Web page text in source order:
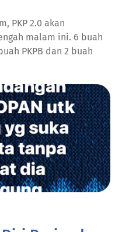
PKP 2.0 akan
malam ini. 6 buah
PKPB dan 2 buah